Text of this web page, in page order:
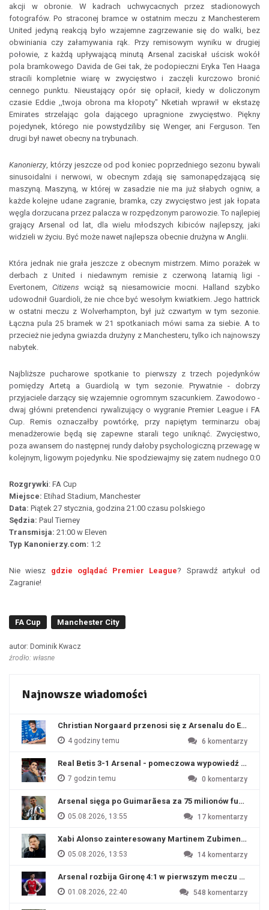
akcji w obronie. W kadrach uchwycacnych przez stadionowych
fotografów. Po straconej bramce w ostatnim meczu z Manchesterem
United jedyną reakcją było wzajemne zagrzewanie się do walki, bez
obwiniania czy załamywania rąk. Przy remisowym wyniku w drugiej
połowie, z każdą upływającą minutą Arsenal zaciskał uścisk wokół
pola bramkowego Davida de Gei tak, że podopieczni Eryka Ten Haaga
stracili kompletnie wiarę w zwycięstwo i zaczęli kurczowo bronić
cennego punktu. Nieustający opór się opłacił, kiedy w doliczonym
czasie Eddie ,,twoja obrona ma kłopoty" Nketiah wprawił w ekstazę
Emirates strzelając gola dającego upragnione zwycięstwo. Piękny
pojedynek, którego nie powstydziliby się Wenger, ani Ferguson. Ten
drugi był nawet obecny na trybunach.
Kanonierzy, którzy jeszcze od pod koniec poprzedniego sezonu bywali
sinusoidalni i nerwowi, w obecnym zdają się samonapędzającą się
maszyną. Maszyną, w której w zasadzie nie ma już słabych ogniw, a
każde kolejne udane zagranie, bramka, czy zwycięstwo jest jak łopata
węgla dorzucana przez palacza w rozpędzonym parowozie. To najlepiej
grający Arsenal od lat, dla wielu młodszych kibiców najlepszy, jaki
widzieli w życiu. Być może nawet najlepsza obecnie drużyna w Anglii.
Która jednak nie grała jeszcze z obecnym mistrzem. Mimo porażek w
derbach z United i niedawnym remisie z czerwoną latarnią ligi -
Evertonem, Citizens wciąż są niesamowicie mocni. Halland szybko
udowodnił Guardioli, że nie chce być wesołym kwiatkiem. Jego hattrick
w ostatni meczu z Wolverhampton, był już czwartym w tym sezonie.
Łączna pula 25 bramek w 21 spotkaniach mówi sama za siebie. A to
przecież nie jedyna gwiazda drużyny z Manchesteru, tylko ich najnowszy
nabytek.
Najbliższe pucharowe spotkanie to pierwszy z trzech pojedynków
pomiędzy Artetą a Guardiolą w tym sezonie. Prywatnie - dobrzy
przyjaciele darzący się wzajemnie ogromnym szacunkiem. Zawodowo -
dwaj główni pretendenci rywalizujący o wygranie Premier League i FA
Cup. Remis oznaczałby powtórkę, przy napiętym terminarzu obaj
menadżerowie będą się zapewne starali tego uniknąć. Zwycięstwo,
poza awansem do następnej rundy dałoby psychologiczną przewagę w
kolejnym, ligowym pojedynku. Nie spodziewajmy się zatem nudnego 0:0
Rozgrywki: FA Cup
Miejsce: Etihad Stadium, Manchester
Data: Piątek 27 stycznia, godzina 21:00 czasu polskiego
Sędzia: Paul Tierney
Transmisja: 21:00 w Eleven
Typ Kanonierzy.com: 1:2
Nie wiesz gdzie oglądać Premier League? Sprawdź artykuł od
Zagranie!
FA Cup Manchester City
autor: Dominik Kwacz
źrodło: własne
Najnowsze wiadomości
Christian Norgaard przenosi się z Arsenalu do
4 godziny temu 6 komentarzy
Real Betis 3-1 Arsenal - pomeczowa wypowiedź Artety
7 godzin temu 0 komentarzy
Arsenal sięga po Guimarãesa za 75 milionów funtów
05.08.2026, 13:55 17 komentarzy
Xabi Alonso zainteresowany Martinem Zubimendim
05.08.2026, 13:53 14 komentarzy
Arsenal rozbija Gironę 4:1 w pierwszym meczu
01.08.2026, 22:40 548 komentarzy